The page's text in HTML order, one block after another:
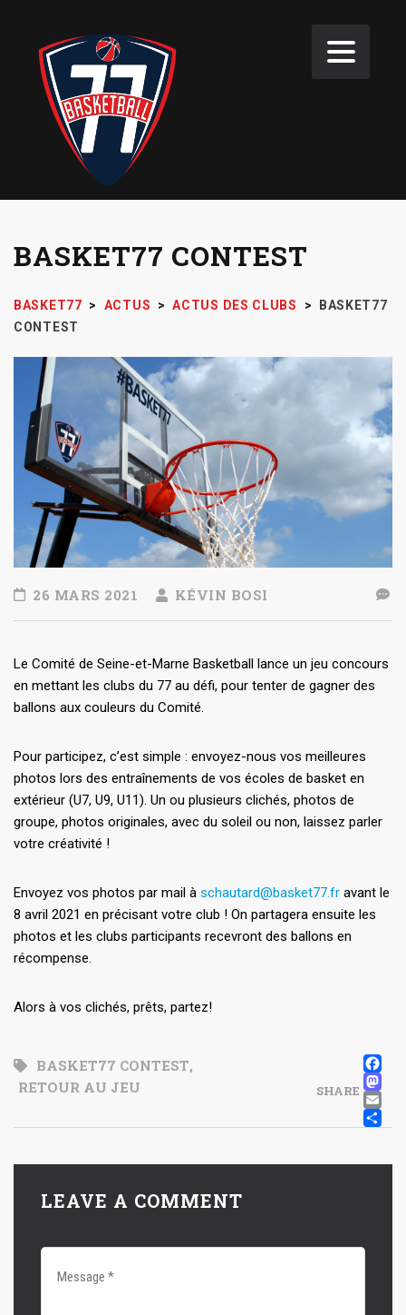
BASKET77 CONTEST
BASKET77 > ACTUS > ACTUS DES CLUBS >
BASKET77
CONTEST
26 MARS 2021 KÉVIN BOSI
Le Comité de Seine-et-Marne Basketball lance un jeu concours
en mettant les clubs du 77 au défi, pour tenter de gagner des
ballons aux couleurs du Comité.
Pour participez, c’est simple : envoyez-nous vos meilleures
photos lors des entraînements de vos écoles de basket en
extérieur (U7, U9, U11). Un ou plusieurs clichés, photos de
groupe, photos originales, avec du soleil ou non, laissez parler
votre créativité !
Envoyez vos photos par mail à schautard@basket77.fr avant le
8 avril 2021 en précisant votre club ! On partagera ensuite les
photos et les clubs participants recevront des ballons en
récompense.
Alors à vos clichés, prêts, partez!
BASKET77 CONTEST,
RETOUR AU JEU
SHARE
LEAVE A COMMENT